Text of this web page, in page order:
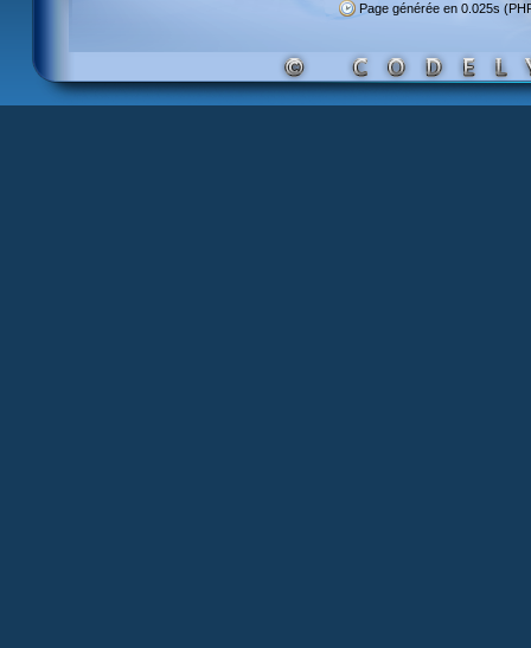
Page générée en 0.025s